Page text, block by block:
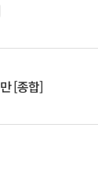
[종합]